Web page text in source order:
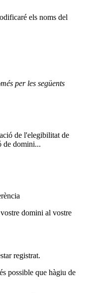
els noms del
per les següents
de l'elegibilitat de
de domini...
domini al vostre
registrat.
possible que hàgiu de